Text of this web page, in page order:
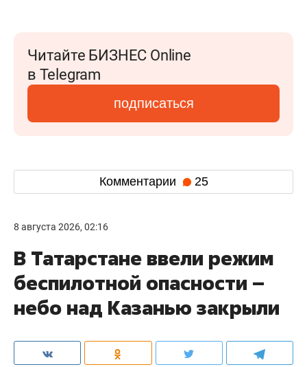
Читайте БИЗНЕС Online
в Telegram
подписаться
Комментарии 25
8 августа 2026, 02:16
В Татарстане ввели режим
беспилотной опасности –
небо над Казанью закрыли